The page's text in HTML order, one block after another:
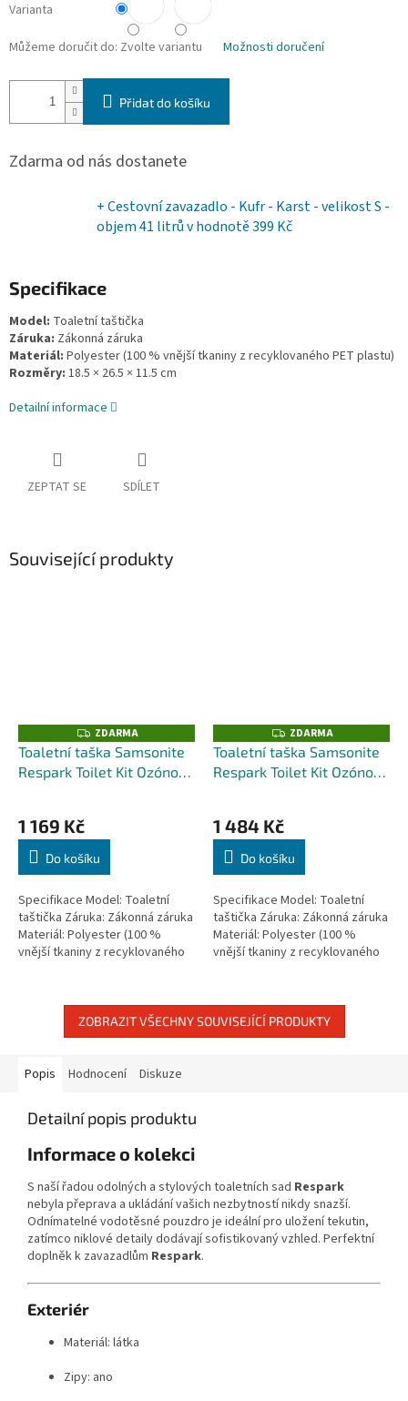
Varianta
Můžeme doručit do: Zvolte variantu Možnosti doručení
Přidat do košíku
Zdarma od nás dostanete
+ Cestovní zavazadlo - Kufr - Karst - velikost S -
objem 41 litrův hodnotě 399 Kč
Specifikace
Model: Toaletní taštička
Záruka: Zákonná záruka
Materiál: Polyester (100 % vnější tkaniny z recyklovaného PET plastu)
Rozměry: 18.5 × 26.5 × 11.5 cm
Detailní informace
ZEPTAT SE SDÍLET
Související produkty
Z
D
A
R
ZDARMA
Toaletní taška Samsonite
Respark Toilet Kit Ozónově
1 169 Kč
Do košíku
Specifikace Model: Toaletní
taštička Záruka: Zákonná záruka
Materiál: Polyester (100 %
vnější tkaniny z recyklovaného
Z
D
A
R
ZDARMA
Toaletní taška Samsonite
Respark Toilet Kit Ozónově
1 484 Kč
Do košíku
Specifikace Model: Toaletní
taštička Záruka: Zákonná záruka
Materiál: Polyester (100 %
vnější tkaniny z recyklovaného
ZOBRAZIT VŠECHNY SOUVISEJÍCÍ PRODUKTY
Popis Hodnocení Diskuze
Detailní popis produktu
Informace o kolekci
S naší řadou odolných a stylových toaletních sad Respark
nebyla přeprava a ukládání vašich nezbytností nikdy snazší.
Odnímatelné vodotěsné pouzdro je ideální pro uložení tekutin,
zatímco niklové detaily dodávají sofistikovaný vzhled. Perfektní
doplněk k zavazadlům Respark.
Exteriér
Materiál: látka
Zipy: ano